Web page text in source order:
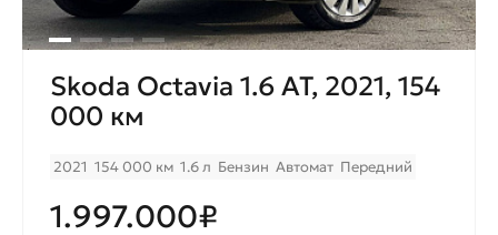
Skoda Octavia 1.6 AT, 2021, 154
000 км
2021 154 000 км 1.6 л Бензин Автомат Передний
1.997.000₽